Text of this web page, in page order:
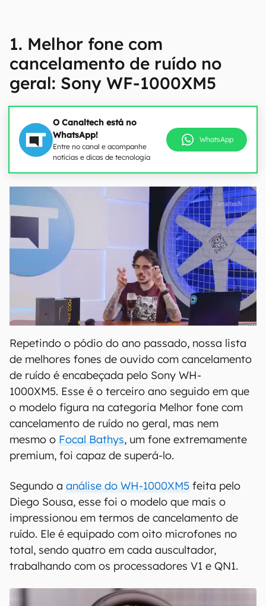
1. Melhor fone com
cancelamento de ruído no
geral: Sony WF-1000XM5
O Canaltech está no
WhatsApp!
Entre no canal e acompanhe
notícias e dicas de tecnologia
WhatsApp
Repetindo o pódio do ano passado, nossa lista
de melhores fones de ouvido com cancelamento
de ruído é encabeçada pelo Sony WH-
1000XM5. Esse é o terceiro ano seguido em que
o modelo figura na categoria Melhor fone com
cancelamento de ruído no geral, mas nem
mesmo o Focal Bathys, um fone extremamente
premium, foi capaz de superá-lo.
Segundo a análise do WH-1000XM5 feita pelo
Diego Sousa, esse foi o modelo que mais o
impressionou em termos de cancelamento de
ruído. Ele é equipado com oito microfones no
total, sendo quatro em cada auscultador,
trabalhando com os processadores V1 e QN1.